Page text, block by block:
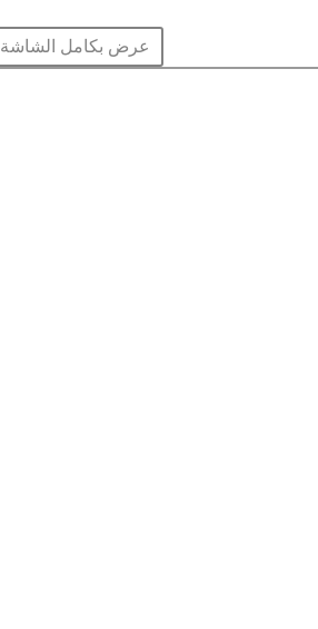
عرض بكامل الشاشة